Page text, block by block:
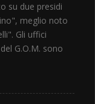
su due presidi
meglio noto
Gli uffici
G.O.M. sono